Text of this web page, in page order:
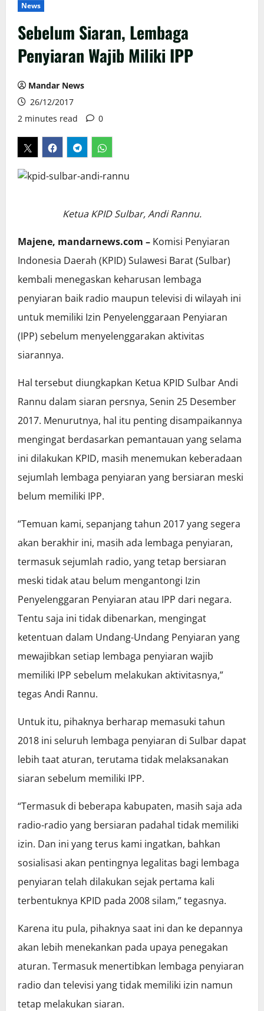
News
Sebelum Siaran, Lembaga
Penyiaran Wajib Miliki IPP
Mandar News
26/12/2017
2 minutes read
0
Ketua KPID Sulbar, Andi Rannu.
Majene, mandarnews.com – Komisi Penyiaran
Indonesia Daerah (KPID) Sulawesi Barat (Sulbar)
kembali menegaskan keharusan lembaga
penyiaran baik radio maupun televisi di wilayah ini
untuk memiliki Izin Penyelenggaraan Penyiaran
(IPP) sebelum menyelenggarakan aktivitas
siarannya.
Hal tersebut diungkapkan Ketua KPID Sulbar Andi
Rannu dalam siaran persnya, Senin 25 Desember
2017. Menurutnya, hal itu penting disampaikannya
mengingat berdasarkan pemantauan yang selama
ini dilakukan KPID, masih menemukan keberadaan
sejumlah lembaga penyiaran yang bersiaran meski
belum memiliki IPP.
“Temuan kami, sepanjang tahun 2017 yang segera
akan berakhir ini, masih ada lembaga penyiaran,
termasuk sejumlah radio, yang tetap bersiaran
meski tidak atau belum mengantongi Izin
Penyelenggaran Penyiaran atau IPP dari negara.
Tentu saja ini tidak dibenarkan, mengingat
ketentuan dalam Undang-Undang Penyiaran yang
mewajibkan setiap lembaga penyiaran wajib
memiliki IPP sebelum melakukan aktivitasnya,”
tegas Andi Rannu.
Untuk itu, pihaknya berharap memasuki tahun
2018 ini seluruh lembaga penyiaran di Sulbar dapat
lebih taat aturan, terutama tidak melaksanakan
siaran sebelum memiliki IPP.
“Termasuk di beberapa kabupaten, masih saja ada
radio-radio yang bersiaran padahal tidak memiliki
izin. Dan ini yang terus kami ingatkan, bahkan
sosialisasi akan pentingnya legalitas bagi lembaga
penyiaran telah dilakukan sejak pertama kali
terbentuknya KPID pada 2008 silam,” tegasnya.
Karena itu pula, pihaknya saat ini dan ke depannya
akan lebih menekankan pada upaya penegakan
aturan. Termasuk menertibkan lembaga penyiaran
radio dan televisi yang tidak memiliki izin namun
tetap melakukan siaran.